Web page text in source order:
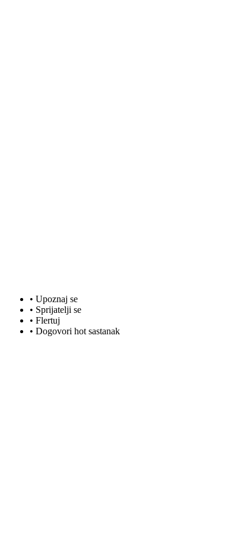
• Upoznaj se
• Sprijatelji se
• Flertuj
• Dogovori hot sastanak